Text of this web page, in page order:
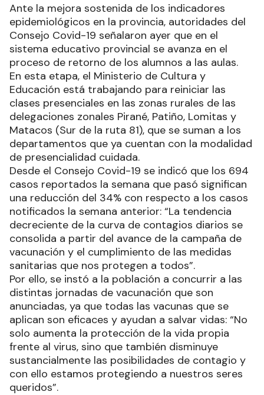
Ante la mejora sostenida de los indicadores
epidemiológicos en la provincia, autoridades del
Consejo Covid-19 señalaron ayer que en el
sistema educativo provincial se avanza en el
proceso de retorno de los alumnos a las aulas.
En esta etapa, el Ministerio de Cultura y
Educación está trabajando para reiniciar las
clases presenciales en las zonas rurales de las
delegaciones zonales Pirané, Patiño, Lomitas y
Matacos (Sur de la ruta 81), que se suman a los
departamentos que ya cuentan con la modalidad
de presencialidad cuidada.
Desde el Consejo Covid-19 se indicó que los 694
casos reportados la semana que pasó significan
una reducción del 34% con respecto a los casos
notificados la semana anterior: “La tendencia
decreciente de la curva de contagios diarios se
consolida a partir del avance de la campaña de
vacunación y el cumplimiento de las medidas
sanitarias que nos protegen a todos”.
Por ello, se instó a la población a concurrir a las
distintas jornadas de vacunación que son
anunciadas, ya que todas las vacunas que se
aplican son eficaces y ayudan a salvar vidas: “No
solo aumenta la protección de la vida propia
frente al virus, sino que también disminuye
sustancialmente las posibilidades de contagio y
con ello estamos protegiendo a nuestros seres
queridos”.